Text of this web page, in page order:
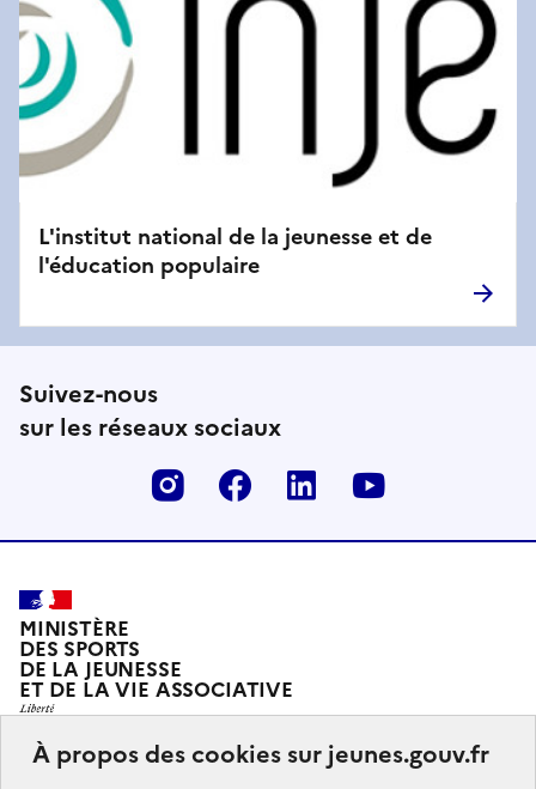
L'institut national de la jeunesse et de
l'éducation populaire
Suivez-nous
sur les réseaux sociaux
InstagramFacebookLinkedin
MINISTÈRE
DES SPORTS
DE LA JEUNESSE
ET DE LA VIE ASSOCIATIVE
À propos des cookies sur jeunes.gouv.fr